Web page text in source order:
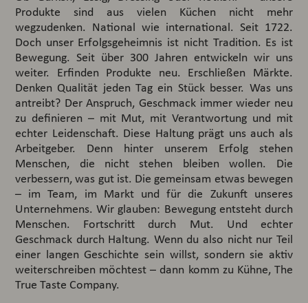
Produkte sind aus vielen Küchen nicht mehr
wegzudenken. National wie international. Seit 1722.
Doch unser Erfolgsgeheimnis ist nicht Tradition. Es ist
Bewegung. Seit über 300 Jahren entwickeln wir uns
weiter. Erfinden Produkte neu. Erschließen Märkte.
Denken Qualität jeden Tag ein Stück besser. Was uns
antreibt? Der Anspruch, Geschmack immer wieder neu
zu definieren – mit Mut, mit Verantwortung und mit
echter Leidenschaft. Diese Haltung prägt uns auch als
Arbeitgeber. Denn hinter unserem Erfolg stehen
Menschen, die nicht stehen bleiben wollen. Die
verbessern, was gut ist. Die gemeinsam etwas bewegen
– im Team, im Markt und für die Zukunft unseres
Unternehmens. Wir glauben: Bewegung entsteht durch
Menschen. Fortschritt durch Mut. Und echter
Geschmack durch Haltung. Wenn du also nicht nur Teil
einer langen Geschichte sein willst, sondern sie aktiv
weiterschreiben möchtest – dann komm zu Kühne, The
True Taste Company.